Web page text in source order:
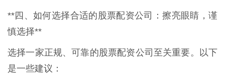
**四、如何选择合适的股票配资公司：擦亮眼睛，谨
慎选择**
选择一家正规、可靠的股票配资公司至关重要。以下
是一些建议：